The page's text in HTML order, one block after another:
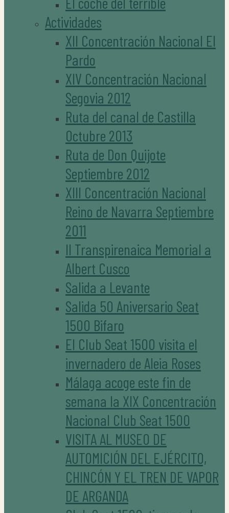
Actividades
XII Concentración Nacional El
Pardo
XIV Concentración Nacional
Segovia 2012
Ruta del canal de Castilla
Octubre 2013
Ruta de Don Quijote
Septiembre 2012
XIII Concentración Nacional
Reino de Navarra Septiembre
2011
II Transpirenaica Memorial a
Albert Cusco
Salida a Levante
Salida 50 Aniversario Seat
1500 Bifaro
El Club Seat 1500 visita el
invernadero de Aleia Roses
Málaga acoge este fin de
semana la XIX Concentración
Nacional Club Seat 1500
VISITA AL MUSEO DE
AUTOMICIÓN DEL EJÉRCITO,
CHINCÓN Y EL TREN DE VAPOR
DE ARGANDA